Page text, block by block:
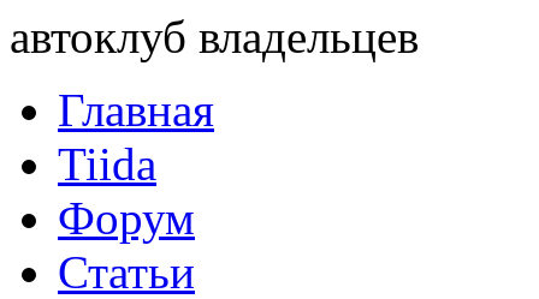
автоклуб владельцев
Главная
Tiida
Форум
Статьи